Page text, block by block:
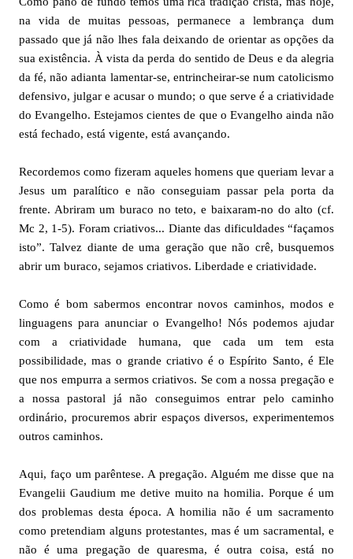
na vida de muitas pessoas, permanece a lembrança dum
passado que já não lhes fala deixando de orientar as opções da
sua existência. À vista da perda do sentido de Deus e da alegria
da fé, não adianta lamentar-se, entrincheirar-se num catolicismo
defensivo, julgar e acusar o mundo; o que serve é a criatividade
do Evangelho. Estejamos cientes de que o Evangelho ainda não
está fechado, está vigente, está avançando.
Recordemos como fizeram aqueles homens que queriam levar a
Jesus um paralítico e não conseguiam passar pela porta da
frente. Abriram um buraco no teto, e baixaram-no do alto (cf.
Mc 2, 1-5). Foram criativos... Diante das dificuldades “façamos
isto”. Talvez diante de uma geração que não crê, busquemos
abrir um buraco, sejamos criativos. Liberdade e criatividade.
Como é bom sabermos encontrar novos caminhos, modos e
linguagens para anunciar o Evangelho! Nós podemos ajudar
com a criatividade humana, que cada um tem esta
possibilidade, mas o grande criativo é o Espírito Santo, é Ele
que nos empurra a sermos criativos. Se com a nossa pregação e
a nossa pastoral já não conseguimos entrar pelo caminho
ordinário, procuremos abrir espaços diversos, experimentemos
outros caminhos.
Aqui, faço um parêntese. A pregação. Alguém me disse que na
Evangelii Gaudium me detive muito na homilia. Porque é um
dos problemas desta época. A homilia não é um sacramento
como pretendiam alguns protestantes, mas é um sacramental, e
não é uma pregação de quaresma, é outra coisa, está no